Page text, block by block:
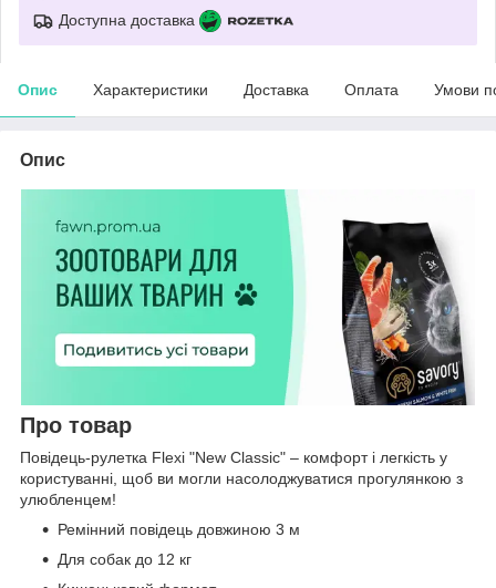
Доступна доставка
Опис Характеристики Доставка Оплата Умови
Опис
Про товар
Повідець-рулетка Flexi "New Classic" – комфорт і легкість у
користуванні, щоб ви могли насолоджуватися прогулянкою з
улюбленцем!
Ремінний повідець довжиною 3 м
Для собак до 12 кг